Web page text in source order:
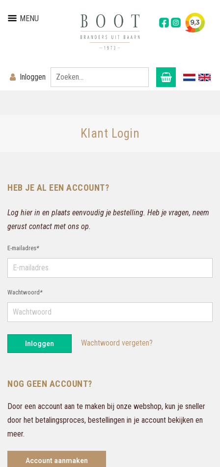
MENU
Inloggen
Klant Login
HEB JE AL EEN ACCOUNT?
Log hier in en plaats eenvoudig je bestelling. Heb je vragen, neem
gerust contact met ons op.
E-mailadres*
Wachtwoord *
Inloggen Wachtwoord vergeten?
NOG GEEN ACCOUNT?
Door een account aan te maken bij onze webshop, kun je sneller
door het betalingsproces, bestellingen in je account bekijken en
meer.
Account aanmaken